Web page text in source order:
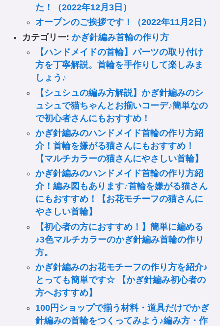
た！（2022年12月3日）
オープンのご挨拶です！（2022年11月2日）
カテゴリー: かぎ針編み首輪の作り方
【ハンドメイドの首輪】パーツの取り付け
方を丁寧解説。首輪を手作りして楽しみま
しょう♪
【シュシュの編み方解説】かぎ針編みのシ
ュシュで猫ちゃんとお揃いコーデ♪簡単なの
で初心者さんにもおすすめ！
かぎ針編みのハンドメイド首輪の作り方紹
介！首輪を嫌がる猫さんにもおすすめ！
【マルチカラーの猫さんにやさしい首輪】
かぎ針編みのハンドメイド首輪の作り方紹
介！編み図もあります♪首輪を嫌がる猫さん
にもおすすめ！【お花モチーフの猫さんに
やさしい首輪】
【初心者の方におすすめ！】簡単に編める
♪3色マルチカラーのかぎ針編み首輪の作り
方。
かぎ針編みのお花モチーフの作り方を紹介♪
とっても簡単です☆ 【かぎ針編み初心者の
方へおすすめ】
100円ショップで揃う材料・道具だけでかぎ
針編みの首輪をつくってみよう♪編み方・作